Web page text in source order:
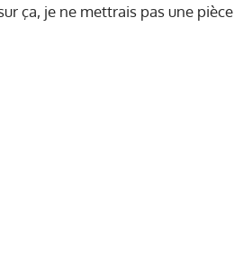
ça, je ne mettrais pas une pièce